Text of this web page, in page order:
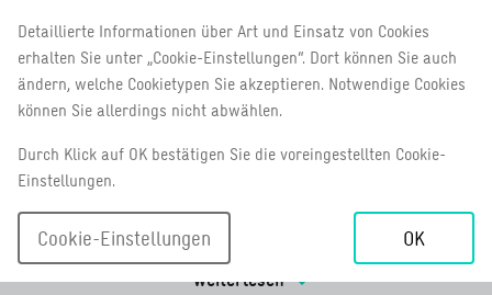
Detaillierte Informationen über Art und Einsatz von Cookies
erhalten Sie unter „Cookie-Einstellungen“. Dort können Sie auch
ändern, welche Cookietypen Sie akzeptieren. Notwendige Cookies
können Sie allerdings nicht abwählen.
Durch Klick auf OK bestätigen Sie die voreingestellten Cookie-
Einstellungen.
Cookie-Einstellungen OK
Beschaffungsprozesse zu integrieren. Auch
menschenrechtliche Kriterien
spielen dabei eine
große Rolle.
auftragsgerechte, vergaberechtskonforme und
wirtschaftliche Beschaffung von Dienstleistungen und
Sachgütern sowie den Abschluss von Finanzierungen
verantwortlich. Darüber hinaus organisiert sie die
entsprechende Qualifizierung von Mitarbeiter*innen
weiterlesen